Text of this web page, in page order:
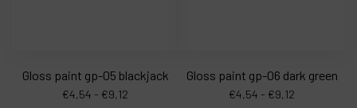
Gloss paint gp-05 blackjack
€4,54 - €9,12
Gloss paint gp-06 dark green
€4,54 - €9,12